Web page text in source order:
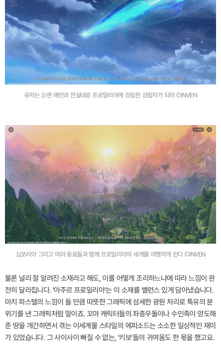
유저는 오랜 예언과 전설대로 프로밀리아에 강림한 성림자가 되어 ©INVEN
심포리아 그리고 여러 동료들과 함께 프로밀리아의 세계를 여행하게 된다 ©INVEN
물론 널리 잘 알려진 소재라고 해도, 이를 어떻게 조리하느냐에 따라 느낌이 완
전히 달라집니다. '아주르 프로밀리아'는 이 소재를 밸런스 있게 담아냈습니다.
마치 파스텔의 느낌이 들 만큼 따뜻한 그래픽에 섬세한 광원 처리로 특유의 분
위기를 낸 그래픽처럼 말이죠. 꼬마 캐릭터들의 좌충우돌이나 수인족이 양도해
준 땅을 개간하면서 겪는 이세계물 스타일의 에피소드는 소소한 일상적인 재미
가 있었습니다. 그 사이사이 빠질 수 없는, '키보'들의 귀여움도 한 몫을 했고요.